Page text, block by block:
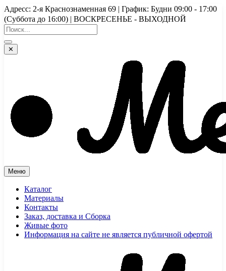
Перейти
к
содержимому
Адресс: 2-я Краснознаменная 69 | График: Будни 09:00 - 17:00
(Суббота до 16:00) | ВОСКРЕСЕНЬЕ - ВЫХОДНОЙ
✕
Меню
Каталог
Материалы
Контакты
Заказ, доставка и Сборка
Живые фото
Информация на сайте не является публичной офертой